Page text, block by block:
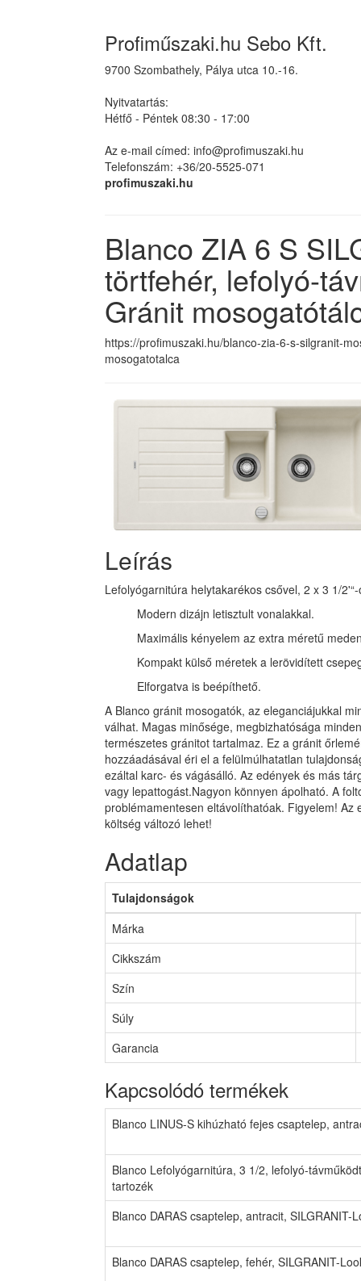
Profiműszaki.hu Sebo Kft.
9700 Szombathely, Pálya utca 10.-16.
Nyitvatartás:
Hétfő - Péntek 08:30 - 17:00
Az e-mail címed: info@profimuszaki.hu
Telefonszám: +36/20-5525-071
profimuszaki.hu
Blanco ZIA 6 S
törtfehér, lefolyó-
Gránit
https://profimuszaki.hu/blanco-zia-6-s-silgranit-
mosogatotalca
Leírás
Lefolyógarnitúra helytakarékos csővel, 2 x 3 1/
Modern dizájn letisztult vonalakkal.
Maximális kényelem az extra méretű
Kompakt külső méretek a lerövidített
Elforgatva is beépíthető.
A Blanco gránit mosogatók, az eleganciájukkal
válhat. Magas minősége, megbizhatósága
természetes gránitot tartalmaz. Ez a gránit
hozzáadásával éri el a felülmúlhatatlan
ezáltal karc- és vágásálló. Az edények és más
vagy lepattogást.Nagyon könnyen ápolható. A
problémamentesen eltávolíthatóak. Figyelem!
költség változó lehet!
Adatlap
Tulajdonságok
Márka
Cikkszám
Szín
Súly
Garancia
Kapcsolódó termékek
Blanco LINUS-S kihúzható fejes csaptelep,
Blanco Lefolyógarnitúra, 3 1/2, lefolyó-
tartozék
Blanco DARAS csaptelep, antracit,
Blanco DARAS csaptelep, fehér, SILGRANIT-